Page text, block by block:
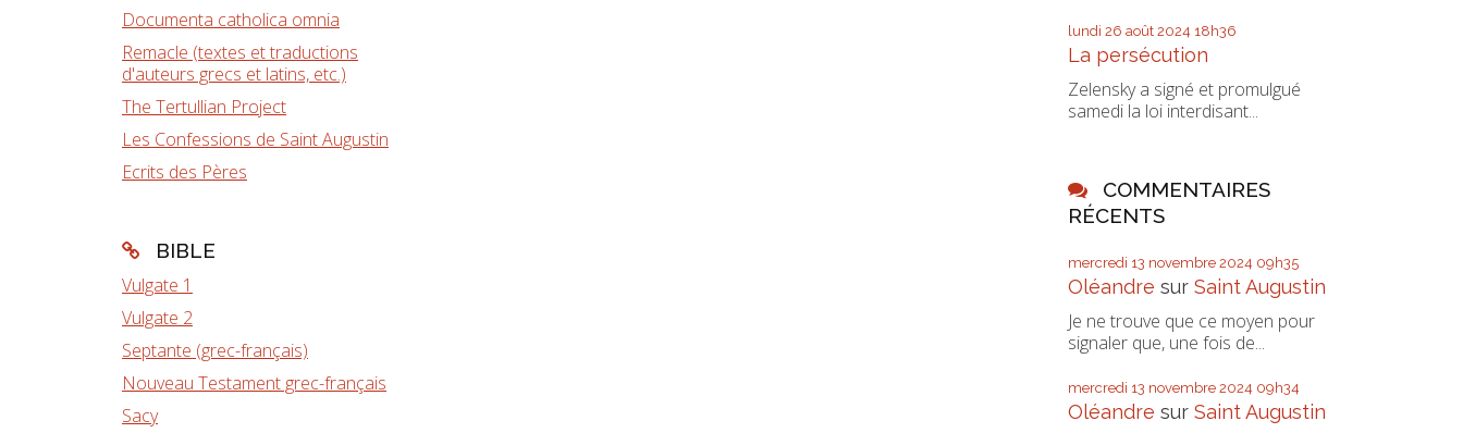
Documenta catholica omnia
Remacle (textes et traductions
d'auteurs grecs et latins, etc.)
The Tertullian Project
Les Confessions de Saint Augustin
Ecrits des Pères
BIBLE
Vulgate 1
Vulgate 2
Septante (grec-français)
Nouveau Testament grec-français
Sacy
lundi 26 août 2024 18h36
La persécution
Zelensky a signé et promulgué
samedi la loi interdisant...
COMMENTAIRES
RÉCENTS
mercredi 13 novembre 2024 09h35
Oléandre sur Saint Augustin
Je ne trouve que ce moyen pour
signaler que, une fois de...
mercredi 13 novembre 2024 09h34
Oléandre sur Saint Augustin